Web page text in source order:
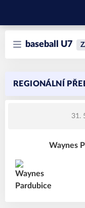
baseball U7
REGIONÁLNÍ
31.
Waynes